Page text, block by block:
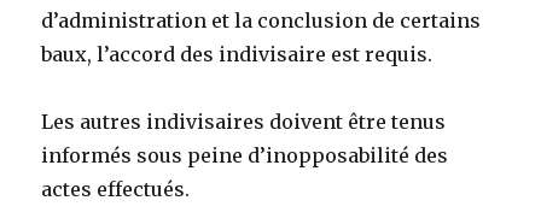
d’administration et la conclusion de certains
baux, l’accord des indivisaire est requis.
Les autres indivisaires doivent être tenus
informés sous peine d’inopposabilité des
actes effectués.